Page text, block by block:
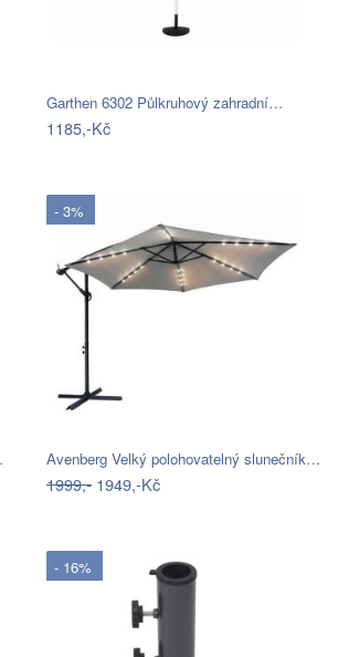
Garthen 6302 Půlkruhový zahradní…
1185,-Kč
- 3%
Avenberg Velký polohovatelný slunečník…
1999,- 1949,-Kč
- 16%